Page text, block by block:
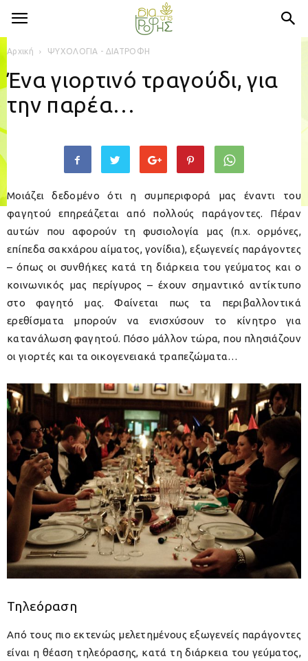
Αρχική ΨΥΧΟΛΟΓΙΑ - ΔΙΑΤΡΟΦΗ
Ένα γιορτινό τραγούδι, για
την παρέα…
Μοιάζει δεδομένο ότι η συμπεριφορά μας έναντι του
φαγητού επηρεάζεται από πολλούς παράγοντες. Πέραν
αυτών που αφορούν τη φυσιολογία μας (π.χ. ορμόνες,
επίπεδα σακχάρου αίματος, γονίδια), εξωγενείς παράγοντες
– όπως οι συνθήκες κατά τη διάρκεια του γεύματος και ο
κοινωνικός μας περίγυρος – έχουν σημαντικό αντίκτυπο
στο φαγητό μας. Φαίνεται πως τα περιβαλλοντικά
ερεθίσματα μπορούν να ενισχύσουν το κίνητρο για
κατανάλωση φαγητού. Πόσο μάλλον τώρα, που πλησιάζουν
οι γιορτές και τα οικογενειακά τραπεζώματα…
Τηλεόραση
Από τους πιο εκτενώς μελετημένους εξωγενείς παράγοντες
είναι η θέαση τηλεόρασης, κατά τη διάρκεια του γεύματος,